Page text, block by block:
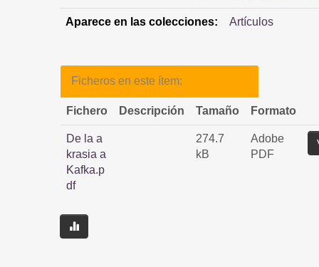
Aparece en las colecciones: Artículos
Ficheros en este ítem:
Fichero Descripción Tamaño Formato
De la a
krasia a
Kafka.p
df
274.7
kB
Adobe
PDF